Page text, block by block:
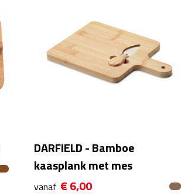
DARFIELD - Bamboe
kaasplank met mes
vanaf € 6,00